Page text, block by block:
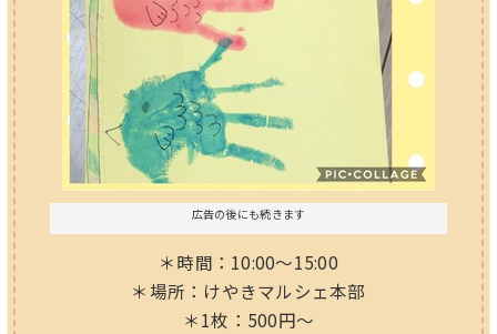
広告の後にも続きます
＊時間：10:00～15:00
＊場所：けやきマルシェ本部
＊1枚：500円～